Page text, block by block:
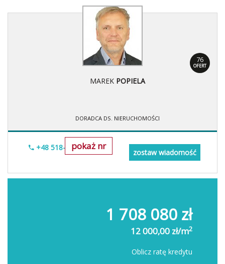
76
OFERT
MAREK POPIELA
DORADCA DS. NIERUCHOMOŚCI
pokaż nr
+48 518-967-677
zostaw wiadomość
1 708 080 zł
12 000,00 zł/m2
Oblicz ratę kredytu